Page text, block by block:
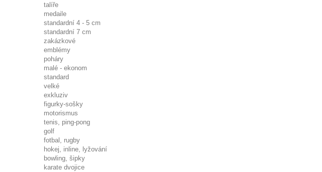
talíře
medaile
standardní 4 - 5 cm
standardní 7 cm
zakázkové
emblémy
poháry
malé - ekonom
standard
velké
exkluziv
figurky-sošky
motorismus
tenis, ping-pong
golf
fotbal, rugby
hokej, inline, lyžování
bowling, šipky
karate dvojice